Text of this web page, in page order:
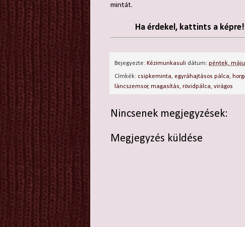
mintát.
Ha érdekel, kattints a képre!
Bejegyezte: Kézimunkasuli dátum: péntek,
Címkék: csipkeminta, egyráhajtásos pálca,
láncszemsor, magasítás, rövidpálca, virágos
Nincsenek megjegyzések:
Megjegyzés küldése